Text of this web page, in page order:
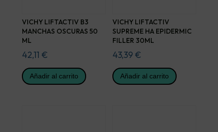
VICHY LIFTACTIV B3
MANCHAS OSCURAS 50
ML
42,11 €
Añadir al carrito
VICHY LIFTACTIV
SUPREME HA EPIDERMIC
FILLER 30ML
43,39 €
Añadir al carrito